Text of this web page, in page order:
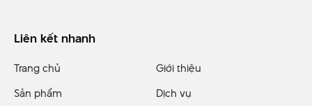
Liên kết nhanh
Trang chủ
Giới thiệu
Sản phẩm
Dịch vụ